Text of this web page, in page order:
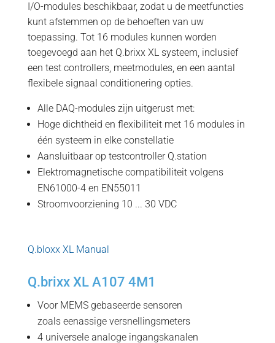
I/O-modules beschikbaar, zodat u de meetfuncties
kunt afstemmen op de behoeften van uw
toepassing. Tot 16 modules kunnen worden
toegevoegd aan het Q.brixx XL systeem, inclusief
een test controllers, meetmodules, en een aantal
flexibele signaal conditionering opties.
Alle DAQ-modules zijn uitgerust met:
Hoge dichtheid en flexibiliteit met 16 modules in
één systeem in elke constellatie
Aansluitbaar op testcontroller Q.station
Elektromagnetische compatibiliteit volgens
EN61000-4 en EN55011
Stroomvoorziening 10 ... 30 VDC
Q.bloxx XL Manual
Q.brixx XL A107 4M1
Voor MEMS gebaseerde sensoren
zoals eenassige versnellingsmeters
4 universele analoge ingangskanalen